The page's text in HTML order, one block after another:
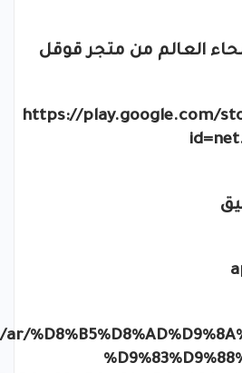
العالم من متجر قوقل
https://play.google.com/